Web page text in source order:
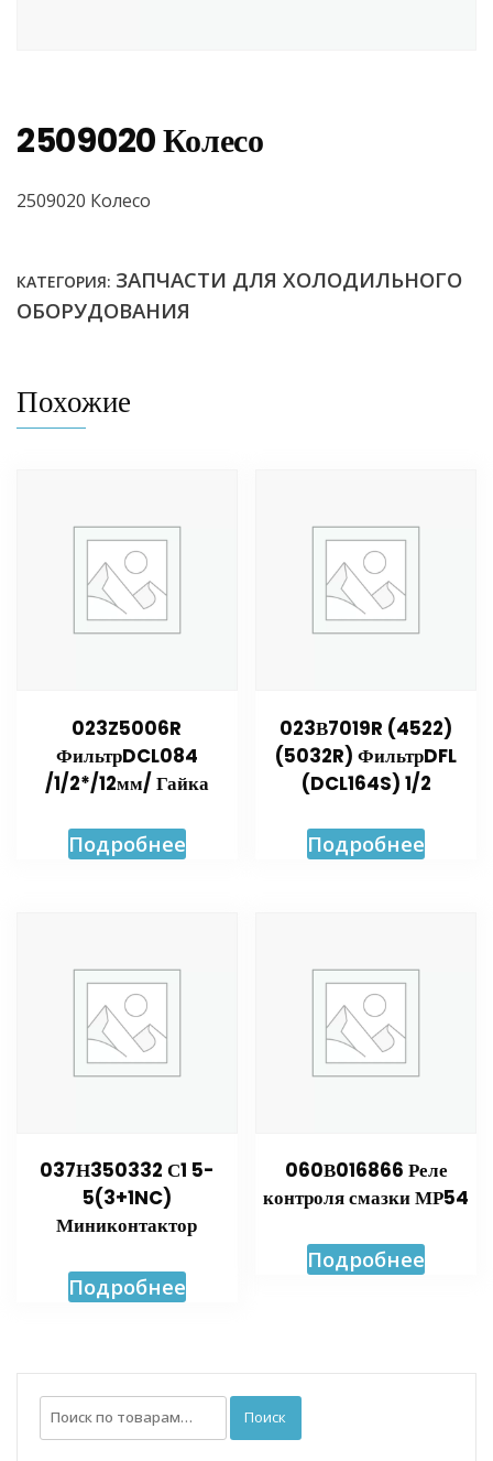
2509020 Колесо
2509020 Колесо
КАТЕГОРИЯ: ЗАПЧАСТИ ДЛЯ ХОЛОДИЛЬНОГО
ОБОРУДОВАНИЯ
Похожие
023Z5006R
ФильтрDCL084
/1/2*/12мм/ Гайка
Подробнее
023В7019R (4522)
(5032R) ФильтрDFL
(DCL164S) 1/2
Подробнее
037Н350332 С1 5-
5(3+1NC)
Миниконтактор
Подробнее
060В016866 Реле
контроля смазки МР54
Подробнее
Искать: Поиск